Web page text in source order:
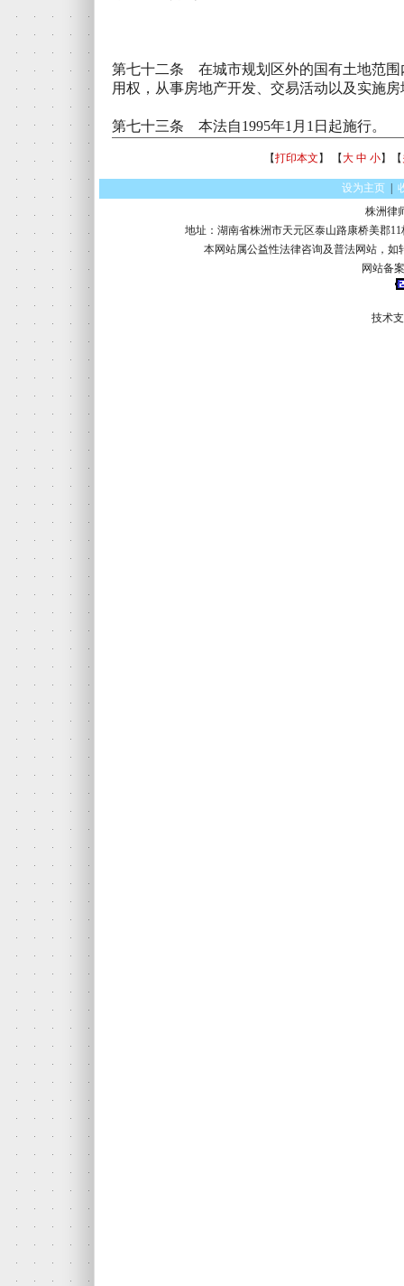
第七十二条 在城市规划区外的国有土地范围
用权，从事房地产开发、交易活动以及实施
第七十三条 本法自1995年1月1日起施行。
【打印本文 】 【大 中 小】【
设为主页
株洲律
地址：湖南省株洲市天元区泰山路康桥美郡11
本网站属公益性法律咨询及普法网站，
网站备
技术